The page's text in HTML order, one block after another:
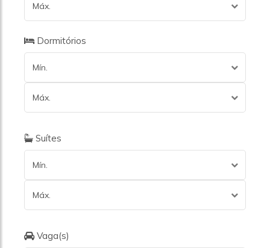
Máx.
Dormitórios
Mín.
Máx.
Suítes
Mín.
Máx.
Vaga(s)